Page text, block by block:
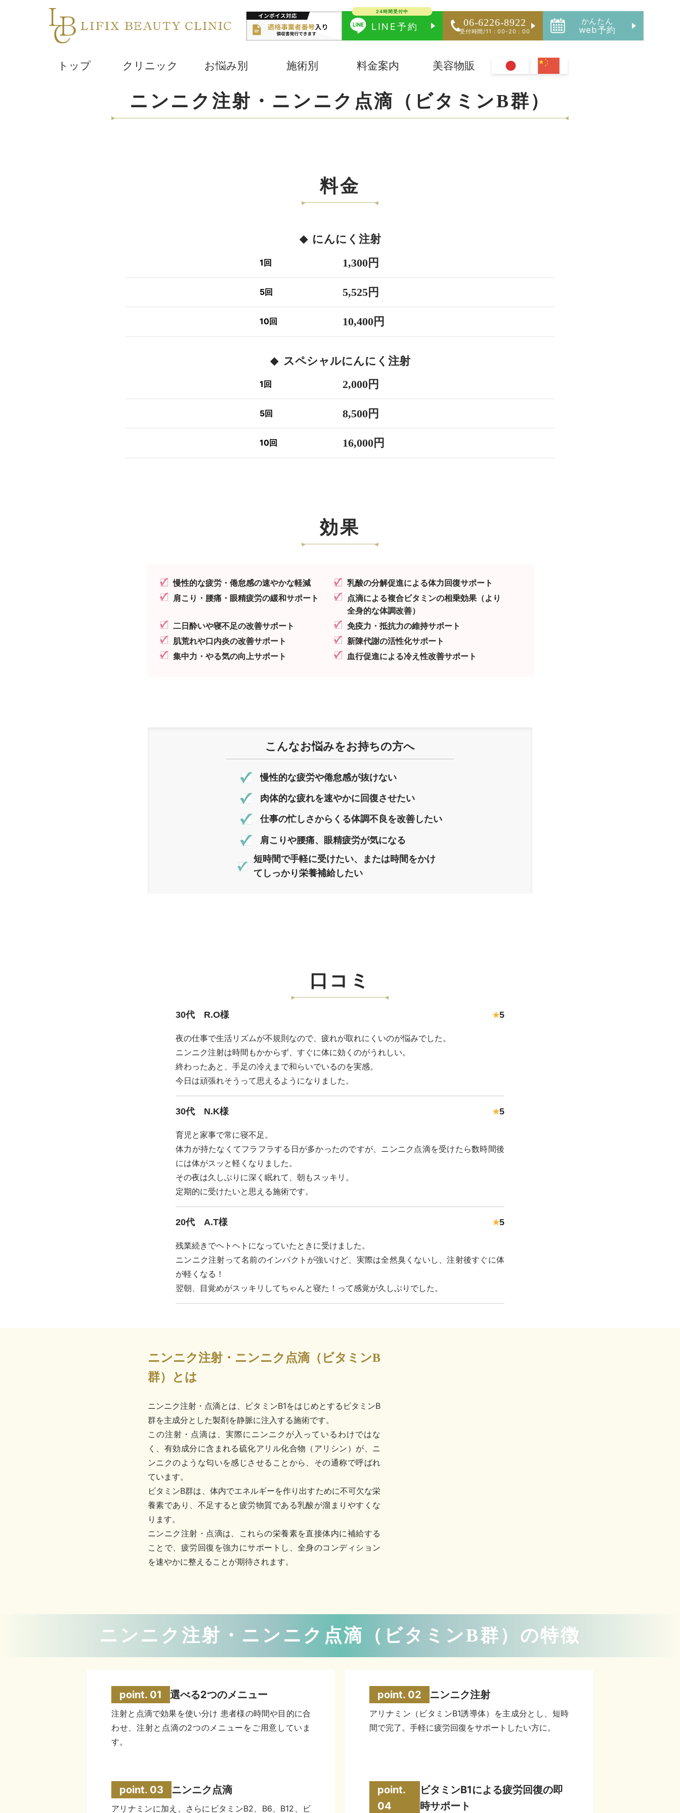
24時間受付中
LINE予約 06-6226-8922
受付時間/11：00-20：00
かんたん
web予約
トップ クリニック お悩み別 施術別 料金案内 美容物販
ニンニク注射・ニンニク点滴（ビタミンB群）
料金
にんにく注射
1回 1,300円
5回 5,525円
10回 10,400円
スペシャルにんにく注射
1回 2,000円
5回 8,500円
10回 16,000円
効果
慢性的な疲労・倦怠感の速やかな軽減
乳酸の分解促進による体力回復サポート
肩こり・腰痛・眼精疲労の緩和サポート
点滴による複合ビタミンの相乗効果（より
全身的な体調改善）
二日酔いや寝不足の改善サポート
免疫力・抵抗力の維持サポート
肌荒れや口内炎の改善サポート
新陳代謝の活性化サポート
集中力・やる気の向上サポート
血行促進による冷え性改善サポート
こんなお悩みをお持ちの方へ
慢性的な疲労や倦怠感が抜けない
肉体的な疲れを速やかに回復させたい
仕事の忙しさからくる体調不良を改善したい
肩こりや腰痛、眼精疲労が気になる
短時間で手軽に受けたい、または時間をかけ
てしっかり栄養補給したい
口コミ
30代 R.O様 ★5
夜の仕事で生活リズムが不規則なので、疲れが取れにくいのが悩みでした。
ニンニク注射は時間もかからず、すぐに体に効くのがうれしい。
終わったあと、手足の冷えまで和らいでいるのを実感。
今日は頑張れそうって思えるようになりました。
30代 N.K様 ★5
育児と家事で常に寝不足。
体力が持たなくてフラフラする日が多かったのですが、ニンニク点滴を受けたら数時間後
には体がスッと軽くなりました。
その夜は久しぶりに深く眠れて、朝もスッキリ。
定期的に受けたいと思える施術です。
20代 A.T様 ★5
残業続きでヘトヘトになっていたときに受けました。
ニンニク注射って名前のインパクトが強いけど、実際は全然臭くないし、注射後すぐに体
が軽くなる！
翌朝、目覚めがスッキリしてちゃんと寝た！って感覚が久しぶりでした。
ニンニク注射・ニンニク点滴（ビタミンB
群）とは
ニンニク注射・点滴とは、ビタミンB1をはじめとするビタミンB
群を主成分とした製剤を静脈に注入する施術です。
この注射・点滴は、実際にニンニクが入っているわけではな
く、有効成分に含まれる硫化アリル化合物（アリシン）が、ニ
ンニクのような匂いを感じさせることから、その通称で呼ばれ
ています。
ビタミンB群は、体内でエネルギーを作り出すために不可欠な栄
養素であり、不足すると疲労物質である乳酸が溜まりやすくな
ります。
ニンニク注射・点滴は、これらの栄養素を直接体内に補給する
ことで、疲労回復を強力にサポートし、全身のコンディション
を速やかに整えることが期待されます。
ニンニク注射・ニンニク点滴（ビタミンB群）の特徴
選べる2つのメニュー
注射と点滴で効果を使い分け 患者様の時間や目的に合
わせ、注射と点滴の2つのメニューをご用意していま
す。
ニンニク注射
アリナミン（ビタミンB1誘導体）を主成分とし、短時
間で完了。手軽に疲労回復をサポートしたい方に。
ニンニク点滴
アリナミンに加え、さらにビタミンB2、B6、B12、ビ
ビタミンB1による疲労回復の即
時サポート